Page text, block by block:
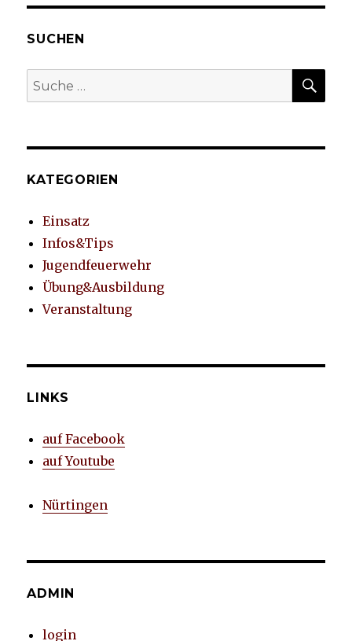
SUCHEN
Suche
nach:
KATEGORIEN
Einsatz
Infos&Tips
Jugendfeuerwehr
Übung&Ausbildung
Veranstaltung
LINKS
auf Facebook
auf Youtube
Nürtingen
ADMIN
login